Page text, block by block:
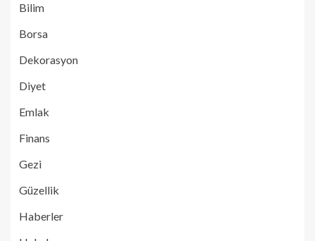
Bilim
Borsa
Dekorasyon
Diyet
Emlak
Finans
Gezi
Güzellik
Haberler